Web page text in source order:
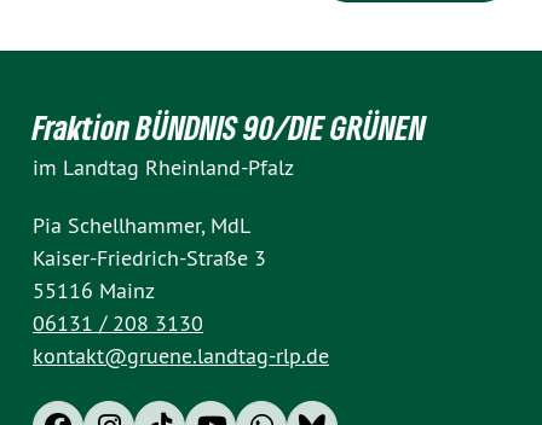
Fraktion BÜNDNIS 90/DIE GRÜNEN
im Landtag Rheinland-Pfalz
Pia Schellhammer, MdL
Kaiser-Friedrich-Straße 3
55116 Mainz
06131 / 208 3130
kontakt@gruene.landtag-rlp.de